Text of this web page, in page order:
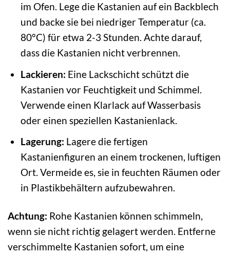
im Ofen. Lege die Kastanien auf ein Backblech
und backe sie bei niedriger Temperatur (ca.
80°C) für etwa 2-3 Stunden. Achte darauf,
dass die Kastanien nicht verbrennen.
Lackieren: Eine Lackschicht schützt die
Kastanien vor Feuchtigkeit und Schimmel.
Verwende einen Klarlack auf Wasserbasis
oder einen speziellen Kastanienlack.
Lagerung: Lagere die fertigen
Kastanienfiguren an einem trockenen, luftigen
Ort. Vermeide es, sie in feuchten Räumen oder
in Plastikbehältern aufzubewahren.
Achtung: Rohe Kastanien können schimmeln,
wenn sie nicht richtig gelagert werden. Entferne
verschimmelte Kastanien sofort, um eine